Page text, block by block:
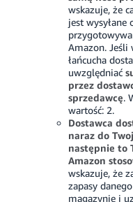
wskazuje, że
jest wysyłane
Amazon. Jeśli
łańcucha
uwzględniać
przez
sprzedawcę.
wartość: 2.
Dostawca
naraz do
następnie to
Amazon
wskazuje, że
zapasy
magazynie i